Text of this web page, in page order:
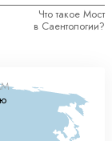
Что такое Мост
в Саентологии?